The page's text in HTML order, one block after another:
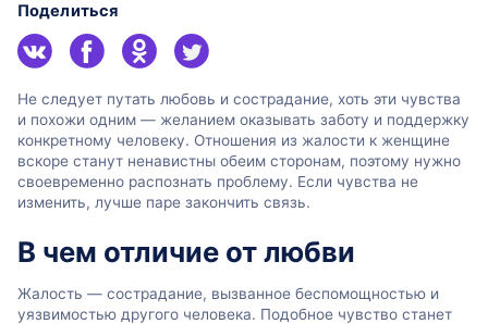
Поделиться
Не следует путать любовь и сострадание, хоть эти чувства
и похожи одним — желанием оказывать заботу и поддержку
конкретному человеку. Отношения из жалости к женщине
вскоре станут ненавистны обеим сторонам, поэтому нужно
своевременно распознать проблему. Если чувства не
изменить, лучше паре закончить связь.
В чем отличие от любви
Жалость — сострадание, вызванное беспомощностью и
уязвимостью другого человека. Подобное чувство станет